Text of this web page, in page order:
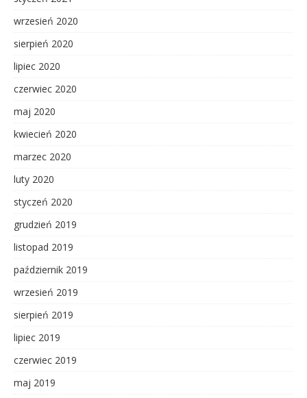
wrzesień 2020
sierpień 2020
lipiec 2020
czerwiec 2020
maj 2020
kwiecień 2020
marzec 2020
luty 2020
styczeń 2020
grudzień 2019
listopad 2019
październik 2019
wrzesień 2019
sierpień 2019
lipiec 2019
czerwiec 2019
maj 2019